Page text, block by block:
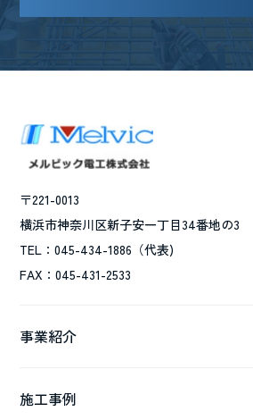
〒221-0013
横浜市神奈川区新子安一丁目34番地の3
TEL：045-434-1886（代表)
FAX：045-431-2533
事業紹介
施工事例